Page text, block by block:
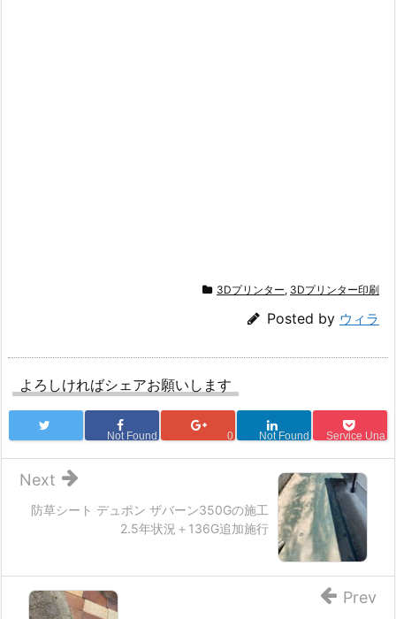
3Dプリンター, 3Dプリンター印刷
Posted by ウィラ
よろしければシェアお願いします
Not Found 0 Not Found Service Una
防草シート デュポン ザバーン350Gの施工
2.5年状況＋136G追加施行
Next
Prev